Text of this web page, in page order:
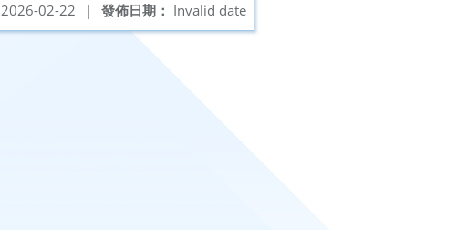
發佈日期： Invalid date
2026-02-22 |